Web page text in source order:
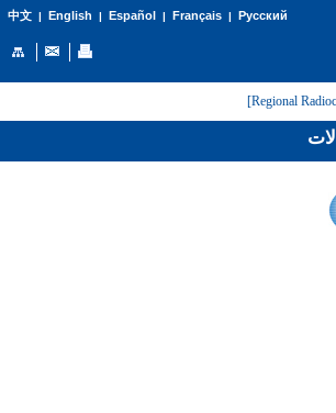
中文| English | Español | Français| Русский